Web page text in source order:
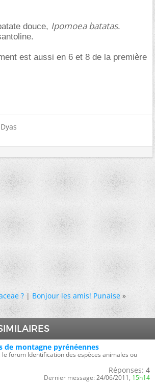
douce, Ipomoea batatas.
est aussi en 6 et 8 de la première
?|Bonjour les amis! Punaise »
de montagne pyrénéennes
forum Identification des espèces animales ou
Réponses: 4
Dernier message: 24/06/2011, 15h14